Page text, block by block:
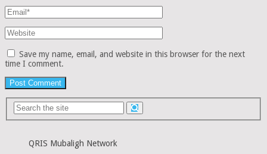
Save my name, email, and website in this browser for the next
time I comment.
QRIS Mubaligh Network